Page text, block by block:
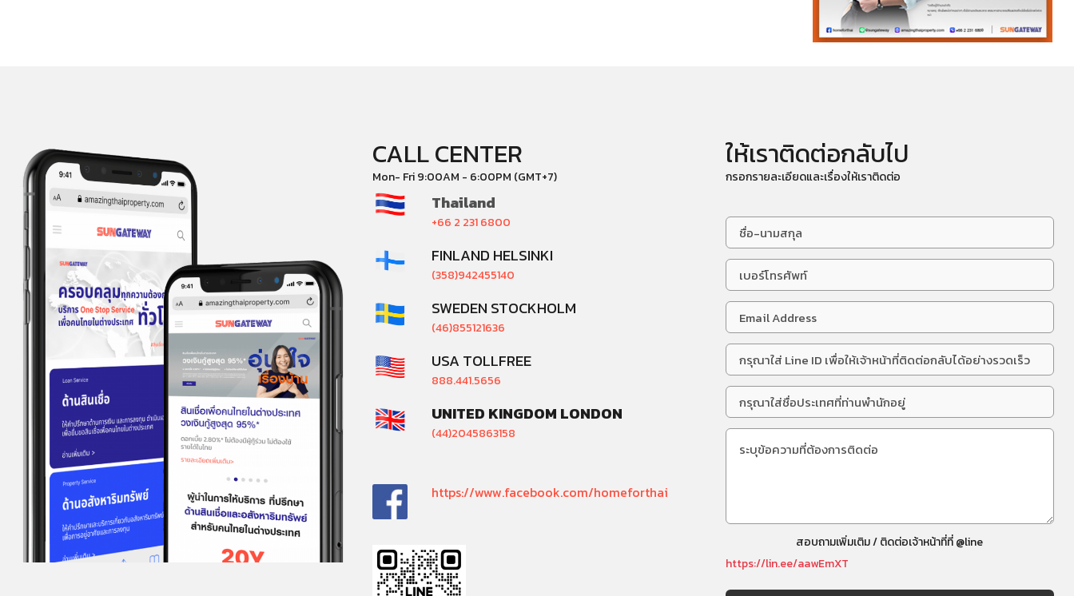
CALL CENTER
Mon- Fri 9:00AM - 6:00PM (GMT+7)
Thailand
+66 2 231 6800
FINLAND HELSINKI
(358)942455140
SWEDEN STOCKHOLM
(46)855121636
USA TOLLFREE
888.441.5656
UNITED KINGDOM LONDON
(44)2045863158
https://www.facebook.com/homeforthai
ให้เราติดต่อกลับไป
กรอกรายละเอียดและเรื่องให้เราติดต่อ
สอบถามเพิ่มเติม / ติดต่อเจ้าหน้าที่ที่ @line
https://lin.ee/aawEmXT